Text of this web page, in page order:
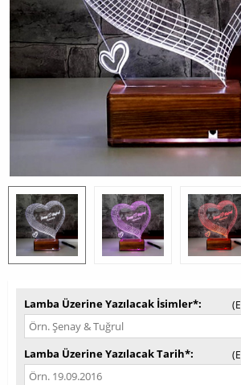
Lamba Üzerine Yazılacak İsimler*
Lamba Üzerine Yazılacak Tarih*